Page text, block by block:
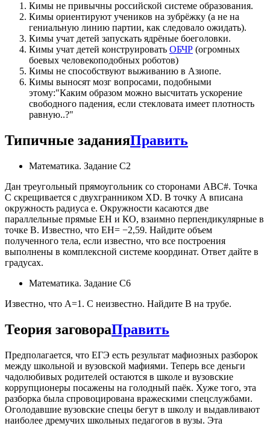
Кимы не привычны российской системе образования.
Кимы ориентируют учеников на зубрёжку (а не на
гениальную линию партии, как следовало ожидать).
Кимы учат детей запускать ядрёные боеголовки.
Кимы учат детей конструировать ОБЧР (огромных
боевых человекоподобных роботов)
Кимы не способствуют выживанию в Азиопе.
Кимы выносят мозг вопросами, подобными
этому:"Каким образом можно высчитать ускорение
свободного падения, если стекловата имеет плотность
равную..?"
Типичные заданияПравить
Математика. Задание С2
Дан треугольный прямоугольник со сторонами ABC#. Точка
С скрещивается с двухгранником ХD. В точку А вписана
окружность радиуса e. Окружности касаются две
параллельные прямые ЕН и КО, взаимно перпендикулярные в
точке B. Известно, что ЕН= −2,59. Найдите объем
полученного тела, если известно, что все построения
выполнены в комплексной системе координат. Ответ дайте в
градусах.
Математика. Задание С6
Известно, что A=1. C неизвестно. Найдите B на трубе.
Теория заговораПравить
Предполагается, что ЕГЭ есть результат мафиозных разборок
между школьной и вузовской мафиями. Теперь все деньги
чадолюбивых родителей остаются в школе и вузовские
коррупционеры посажены на голодный паёк. Хуже того, эта
разборка была спровоцирована вражескими спецслужбами.
Оголодавшие вузовские спецы бегут в школу и выдавливают
наиболее дремучих школьных педагогов в вузы. Эта